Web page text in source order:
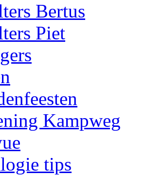
Bertus
Piet
Kampweg
tips